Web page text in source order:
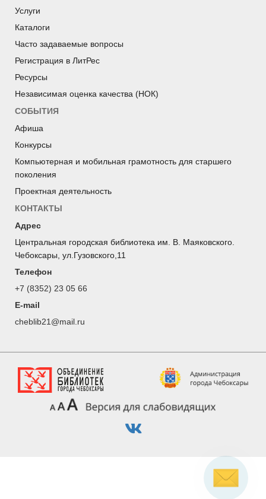
Услуги
Каталоги
Часто задаваемые вопросы
Регистрация в ЛитРес
Ресурсы
Независимая оценка качества (НОК)
СОБЫТИЯ
Афиша
Конкурсы
Компьютерная и мобильная грамотность для старшего
поколения
Проектная деятельность
КОНТАКТЫ
Адрес
Центральная городская библиотека им. В. Маяковского.
Чебоксары, ул.Гузовского,11
Телефон
+7 (8352) 23 05 66
E-mail
cheblib21@mail.ru